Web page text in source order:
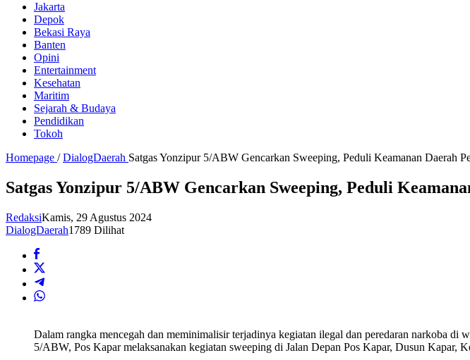
Jakarta
Depok
Bekasi Raya
Banten
Opini
Entertainment
Kesehatan
Maritim
Sejarah & Budaya
Pendidikan
Tokoh
Homepage / DialogDaerah Satgas Yonzipur 5/ABW Gencarkan Sweeping, Peduli Keamanan Daerah
Satgas Yonzipur 5/ABW Gencarkan Sweeping, Peduli
RedaksiKamis, 29 Agustus 2024
DialogDaerah1789 Dilihat
Dalam rangka mencegah dan meminimalisir terjadinya kegiatan ilegal dan peredaran narkoba di
5/ABW, Pos Kapar melaksanakan kegiatan sweeping di Jalan Depan Pos Kapar, Dusun Kapar,